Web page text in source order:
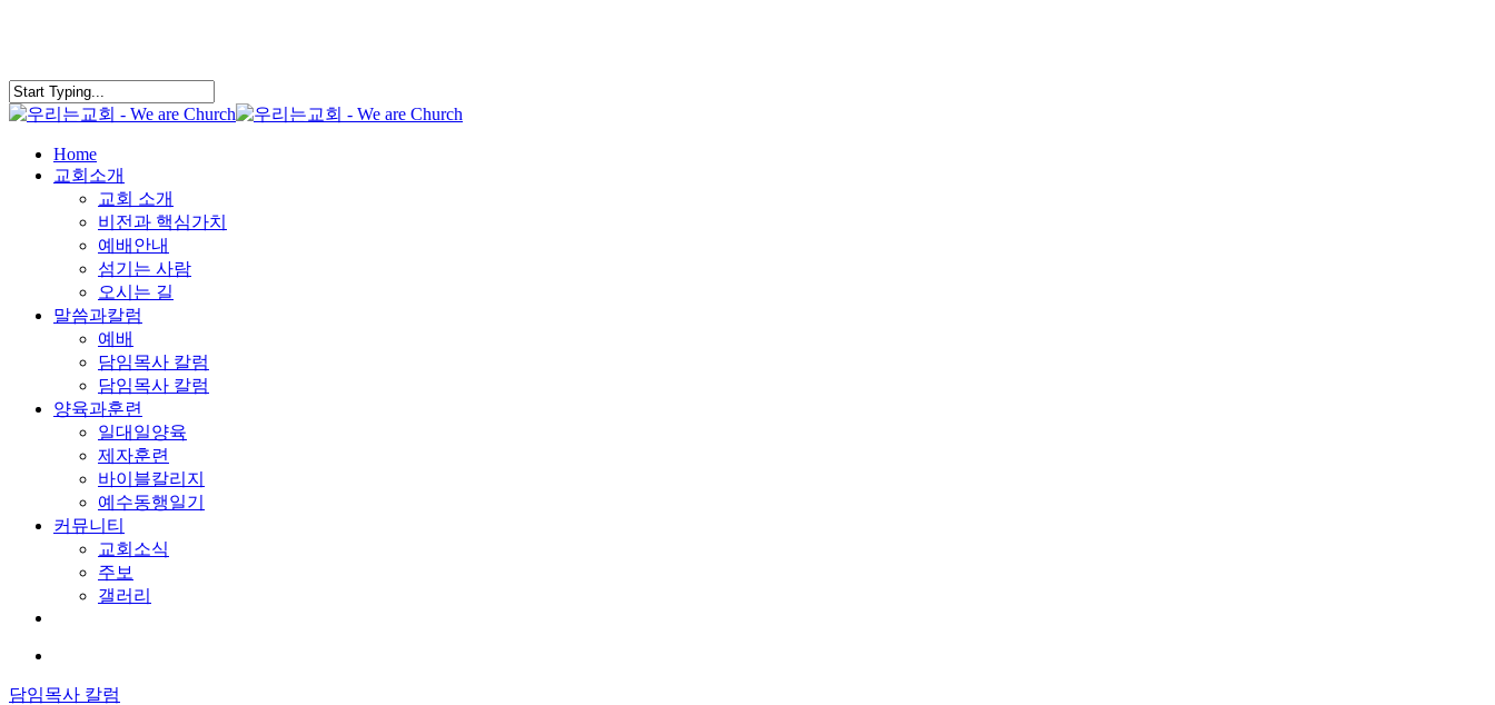
content
search
Menu
Home
교회소개
교회 소개
비전과 핵심가치
예배안내
섬기는 사람
오시는 길
말씀과칼럼
예배
담임목사 칼럼
담임목사 칼럼
양육과훈련
일대일양육
제자훈련
바이블칼리지
예수동행일기
커뮤니티
교회소식
주보
갤러리
담임목사 칼럼